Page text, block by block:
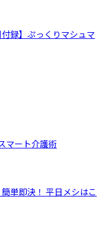
録】ぷっくりマシュマ
マート介護術
単即決！ 平日メシはこ